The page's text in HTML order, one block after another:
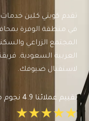
تقدم كويتي كلين
في منطقة الوفرة
المجتمع الزراعي
العربية السعودية.
لاستقبال ضيوفك.
تقييم عملائنا 4.9 نجوم مع Google
★★★★★